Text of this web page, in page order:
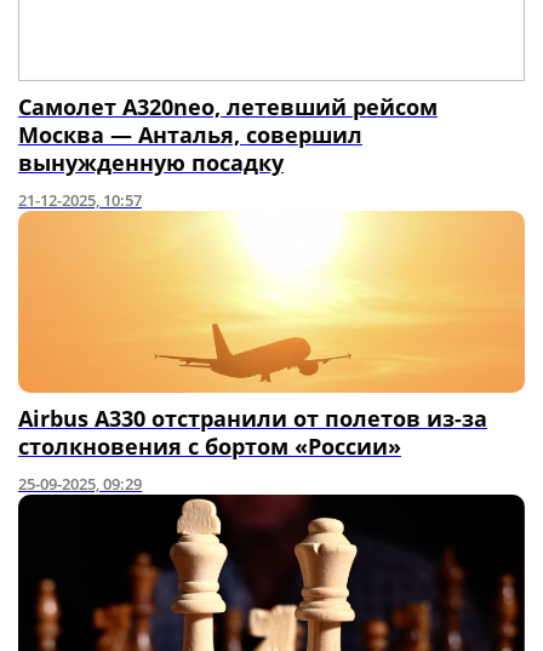
Самолет A320neo, летевший рейсом
Москва — Анталья, совершил
вынужденную посадку
21-12-2025, 10:57
Airbus A330 отстранили от полетов из-за
столкновения с бортом «России»
25-09-2025, 09:29